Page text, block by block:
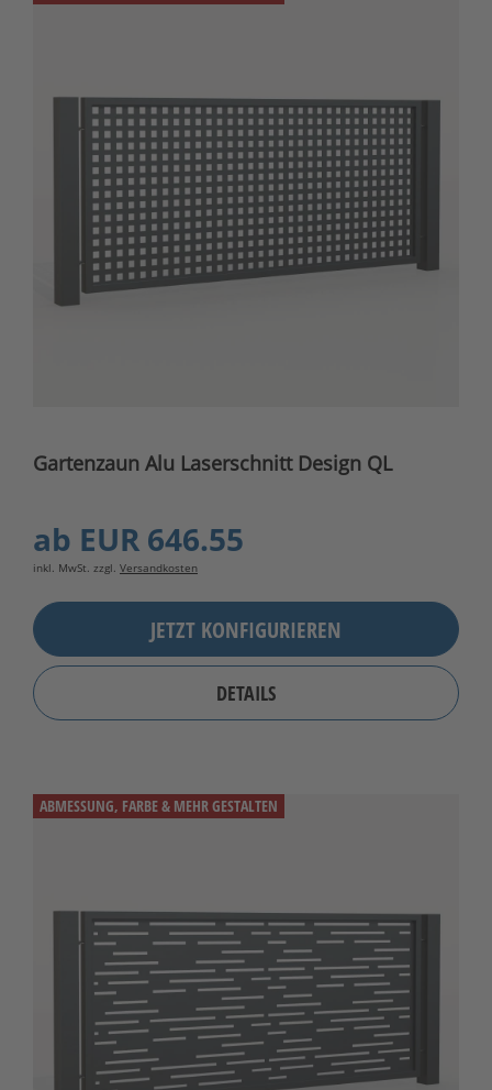
Gartenzaun Alu Laserschnitt Design QL
ab EUR 646.55
inkl. MwSt. zzgl. Versandkosten
JETZT KONFIGURIEREN
DETAILS
ABMESSUNG, FARBE & MEHR GESTALTEN